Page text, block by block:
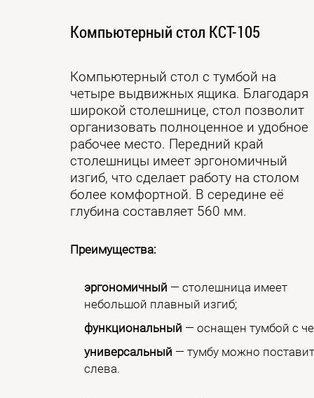
Компьютерный стол КСТ-105
Компьютерный стол с тумбой на
четыре выдвижных ящика. Благодаря
широкой столешнице, стол позволит
организовать полноценное и удобное
рабочее место. Передний край
столешницы имеет эргономичный
изгиб, что сделает работу на столом
более комфортной. В середине её
глубина составляет 560 мм.
Преимущества:
эргономичный — столешница имеет
небольшой плавный изгиб;
функциональный — оснащен тумбой с
универсальный — тумбу можно
слева.